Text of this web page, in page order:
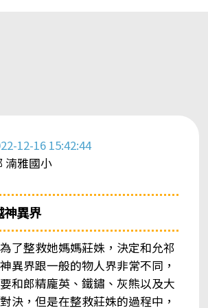
12-16 15:42:44
湳雅國小
異界
了整救她媽媽莊姝，決定和允祁
異界跟一般的物人界非常不同，
和郎精龐英、鐵鏽、灰熊以及大
決，但是在整救莊姝的過程中，